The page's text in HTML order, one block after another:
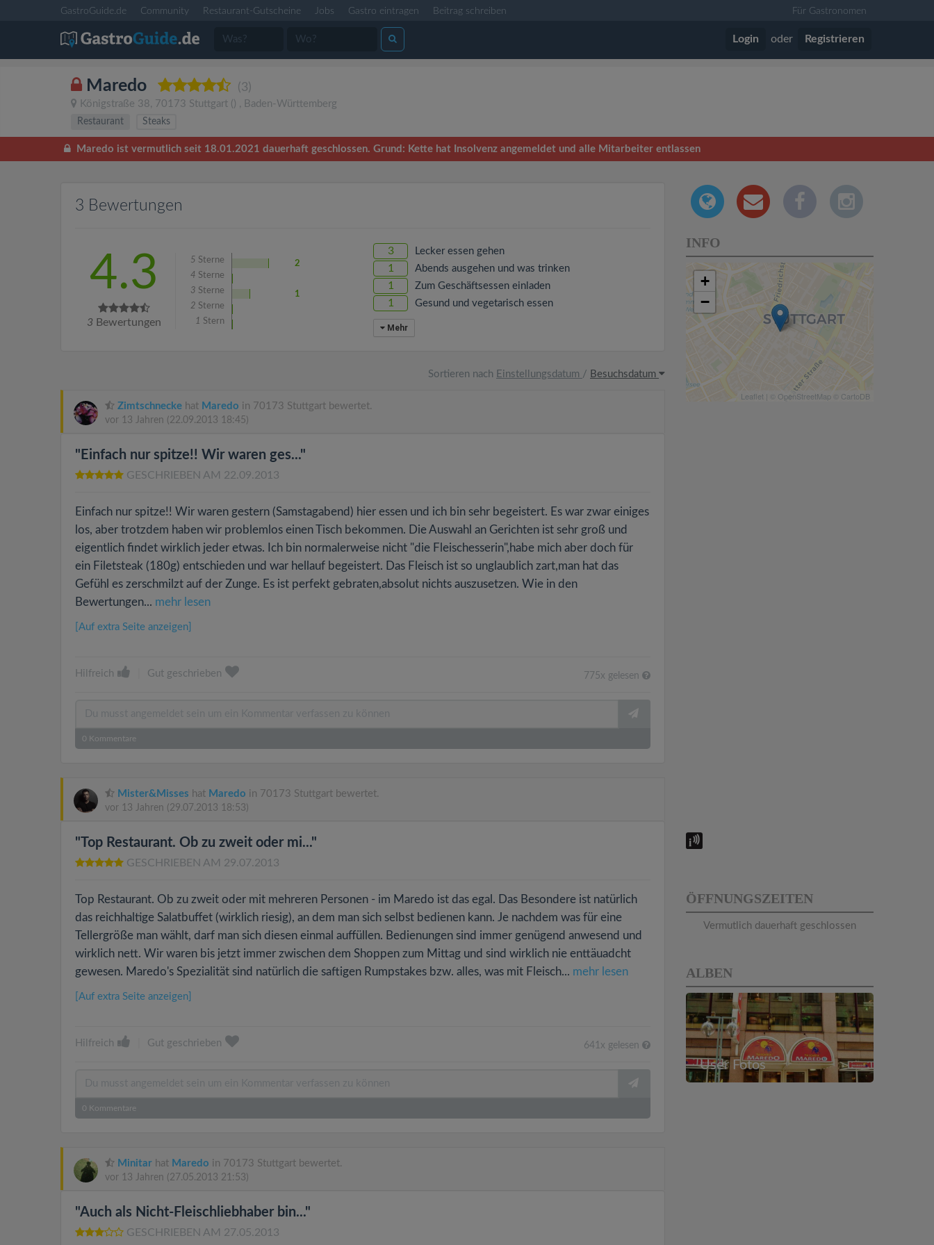
GastroGuide.de Community Restaurant-Gutscheine Jobs Gastro eintragen Beitrag schreiben Für Gastronomen
Login oder Registrieren
Maredo (3)
Königstraße 38, 70173 Stuttgart () , Baden-Württemberg
Restaurant Steaks
Maredo ist vermutlich seit 18.01.2021 dauerhaft geschlossen. Grund: Kette hat Insolvenz angemeldet und alle Mitarbeiter entlassen
3 Bewertungen
4.3
3 Bewertungen
5 Sterne
2
4 Sterne
3 Sterne
1
2 Sterne
1 Stern
3 Lecker essen gehen
1 Abends ausgehen und was trinken
1 Zum Geschäftsessen einladen
1 Gesund und vegetarisch essen
Mehr
Sortieren nach Einstellungsdatum / Besuchsdatum
Zimtschnecke hat Maredo in 70173 Stuttgart bewertet.
vor 13 Jahren (22.09.2013 18:45)
"Einfach nur spitze!! Wir waren ges..."
GESCHRIEBEN AM 22.09.2013
Einfach nur spitze!! Wir waren gestern (Samstagabend) hier essen und ich bin sehr begeistert. Es war zwar einiges
los, aber trotzdem haben wir problemlos einen Tisch bekommen. Die Auswahl an Gerichten ist sehr groß und
eigentlich findet wirklich jeder etwas. Ich bin normalerweise nicht "die Fleischesserin",habe mich aber doch für
ein Filetsteak (180g) entschieden und war hellauf begeistert. Das Fleisch ist so unglaublich zart,man hat das
Gefühl es zerschmilzt auf der Zunge. Es ist perfekt gebraten,absolut nichts auszusetzen. Wie in den
Bewertungen... mehr lesen
[Auf extra Seite anzeigen]
Hilfreich Gut geschrieben 775x gelesen
0 Kommentare
Mister&Misses hat Maredo in 70173 Stuttgart bewertet.
vor 13 Jahren (29.07.2013 18:53)
"Top Restaurant. Ob zu zweit oder mi..."
GESCHRIEBEN AM 29.07.2013
Top Restaurant. Ob zu zweit oder mit mehreren Personen - im Maredo ist das egal. Das Besondere ist natürlich
das reichhaltige Salatbuffet (wirklich riesig), an dem man sich selbst bedienen kann. Je nachdem was für eine
Tellergröße man wählt, darf man sich diesen einmal auffüllen. Bedienungen sind immer genügend anwesend und
wirklich nett. Wir waren bis jetzt immer zwischen dem Shoppen zum Mittag und sind wirklich nie enttäuadcht
gewesen. Maredo's Spezialität sind natürlich die saftigen Rumpstakes bzw. alles, was mit Fleisch... mehr lesen
[Auf extra Seite anzeigen]
Hilfreich Gut geschrieben 641x gelesen
0 Kommentare
Minitar hat Maredo in 70173 Stuttgart bewertet.
vor 13 Jahren (27.05.2013 21:53)
"Auch als Nicht-Fleischliebhaber bin..."
GESCHRIEBEN AM 27.05.2013
INFO
+
−
Leaflet | © OpenStreetMap © CartoDB
ÖFFNUNGSZEITEN
Vermutlich dauerhaft geschlossen
ALBEN
User Fotos